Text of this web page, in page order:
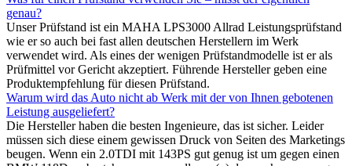
genau?
Unser Prüfstand ist ein MAHA LPS3000 Allrad Leistungsprüfstand
wie er so auch bei fast allen deutschen Herstellern im Werk
verwendet wird. Als eines der wenigen Prüfstandmodelle ist er als
Prüfmittel vor Gericht akzeptiert. Führende Hersteller geben eine
Produktempfehlung für diesen Prüfstand.
Warum wird das Auto nicht ab Werk mit der von Ihnen gebotenen
Leistung ausgeliefert?
Die Hersteller haben die besten Ingenieure, das ist sicher. Leider
müssen sich diese einem gewissen Druck von Seiten des Marketings
beugen. Wenn ein 2.0TDI mit 143PS gut genug ist um gegen einen